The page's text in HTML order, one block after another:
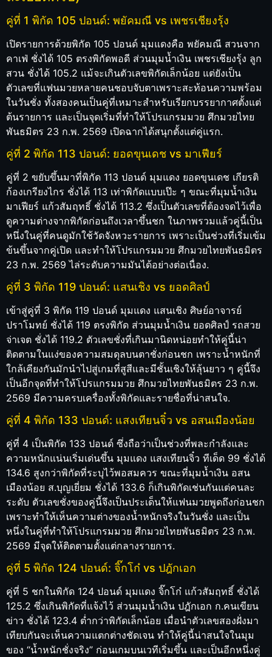
คู่ที่ 1 พิกัด 105 ปอนด์: พยัคมณี vs เพชรเชียงรุ้ง
เปิดรายการด้วยพิกัด 105 ปอนด์ มุมแดงคือ พยัคมณี สวนจาก
คาเฟ่ ชั่งได้ 105 ตรงพิกัดพอดี ส่วนมุมน้ำเงิน เพชรเชียงรุ้ง ลูก
สวน ชั่งได้ 105.2 แม้จะเกินตัวเลขพิกัดเล็กน้อย แต่ยังเป็น
ตัวเลขที่แฟนมวยหลายคนชอบจับตาเพราะสะท้อนความพร้อม
ในวันชั่ง ทั้งสองคนเป็นคู่ที่เหมาะสำหรับเรียกบรรยากาศตั้งแต่
ต้นรายการ และเป็นจุดเริ่มที่ทำให้โปรแกรมมวย ศึกมวยไทย
พันธมิตร 23 ก.พ. 2569 เปิดฉากได้สนุกตั้งแต่คู่แรก.
คู่ที่ 2 พิกัด 113 ปอนด์: ยอดขุนเดช vs มาเฟียร์
คู่ที่ 2 ขยับขึ้นมาที่พิกัด 113 ปอนด์ มุมแดง ยอดขุนเดช เกียรติ
ก้องเกรียงไกร ชั่งได้ 113 เท่าพิกัดแบบเป๊ะ ๆ ขณะที่มุมน้ำเงิน
มาเฟียร์ แก้วสัมฤทธิ์ ชั่งได้ 113.2 ซึ่งเป็นตัวเลขที่ต้องจดไว้เพื่อ
ดูความต่างจากพิกัดก่อนถึงเวลาขึ้นชก ในภาพรวมแล้วคู่นี้เป็น
หนึ่งในคู่ที่คนดูมักใช้วัดจังหวะรายการ เพราะเป็นช่วงที่เริ่มเข้ม
ข้นขึ้นจากคู่เปิด และทำให้โปรแกรมมวย ศึกมวยไทยพันธมิตร
23 ก.พ. 2569 ไล่ระดับความมันได้อย่างต่อเนื่อง.
คู่ที่ 3 พิกัด 119 ปอนด์: แสนเชิง vs ยอดศิลป์
เข้าสู่คู่ที่ 3 พิกัด 119 ปอนด์ มุมแดง แสนเชิง ศิษย์อาจารย์
ปราโมทย์ ชั่งได้ 119 ตรงพิกัด ส่วนมุมน้ำเงิน ยอดศิลป์ รถสวย
จ่าเจต ชั่งได้ 119.2 ตัวเลขชั่งที่เกินมานิดหน่อยทำให้คู่นี้น่า
ติดตามในแง่ของความสมดุลบนตาชั่งก่อนชก เพราะน้ำหนักที่
ใกล้เคียงกันมักนำไปสู่เกมที่สูสีและมีชั้นเชิงให้ลุ้นยาว ๆ คู่นี้จึง
เป็นอีกจุดที่ทำให้โปรแกรมมวย ศึกมวยไทยพันธมิตร 23 ก.พ.
2569 มีความครบเครื่องทั้งพิกัดและรายชื่อที่น่าสนใจ.
คู่ที่ 4 พิกัด 133 ปอนด์: แสงเทียนจิ๋ว vs อสนเมืองน้อย
คู่ที่ 4 เป็นพิกัด 133 ปอนด์ ซึ่งถือว่าเป็นช่วงที่พละกำลังและ
ความหนักแน่นเริ่มเด่นขึ้น มุมแดง แสงเทียนจิ๋ว ทีเด็ด 99 ชั่งได้
134.6 สูงกว่าพิกัดที่ระบุไว้พอสมควร ขณะที่มุมน้ำเงิน อสน
เมืองน้อย ส.บุญเยี่ยม ชั่งได้ 133.6 ก็เกินพิกัดเช่นกันแต่คนละ
ระดับ ตัวเลขชั่งของคู่นี้จึงเป็นประเด็นให้แฟนมวยพูดถึงก่อนชก
เพราะทำให้เห็นความต่างของน้ำหนักจริงในวันชั่ง และเป็น
หนึ่งในคู่ที่ทำให้โปรแกรมมวย ศึกมวยไทยพันธมิตร 23 ก.พ.
2569 มีจุดให้ติดตามตั้งแต่กลางรายการ.
คู่ที่ 5 พิกัด 124 ปอนด์: จิ๊กโก๋ vs ปฎักเอก
คู่ที่ 5 ชกในพิกัด 124 ปอนด์ มุมแดง จิ๊กโก๋ แก้วสัมฤทธิ์ ชั่งได้
125.2 ซึ่งเกินพิกัดที่แจ้งไว้ ส่วนมุมน้ำเงิน ปฎักเอก ก.คนเขียน
ข่าว ชั่งได้ 123.4 ต่ำกว่าพิกัดเล็กน้อย เมื่อนำตัวเลขสองฝั่งมา
เทียบกันจะเห็นความแตกต่างชัดเจน ทำให้คู่นี้น่าสนใจในมุม
ของ “น้ำหนักชั่งจริง” ก่อนเกมบนเวทีเริ่มขึ้น และเป็นอีกหนึ่งคู่